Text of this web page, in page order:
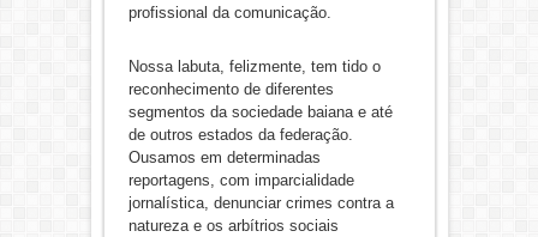
profissional da comunicação.
Nossa labuta, felizmente, tem tido o
reconhecimento de diferentes
segmentos da sociedade baiana e até
de outros estados da federação.
Ousamos em determinadas
reportagens, com imparcialidade
jornalística, denunciar crimes contra a
natureza e os arbítrios sociais